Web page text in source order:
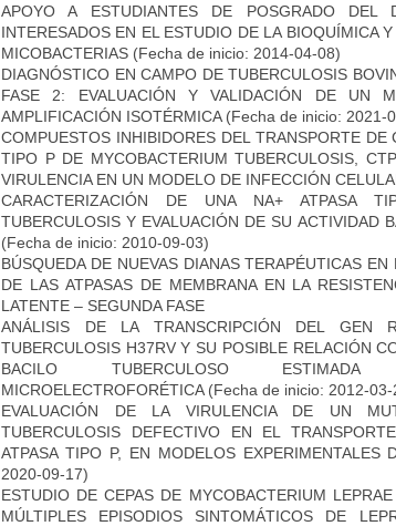
APOYO A ESTUDIANTES DE POSGRADO DEL
INTERESADOS EN EL ESTUDIO DE LA BIOQUÍMICA
MICOBACTERIAS (Fecha de inicio: 2014-04-08)
DIAGNÓSTICO EN CAMPO DE TUBERCULOSIS
FASE 2: EVALUACIÓN Y VALIDACIÓN DE UN
AMPLIFICACIÓN ISOTÉRMICA(Fecha de inicio: 2021-
COMPUESTOS INHIBIDORES DEL TRANSPORTE DE
TIPO P DE MYCOBACTERIUM TUBERCULOSIS,
VIRULENCIA EN UN MODELO DE INFECCIÓN
CARACTERIZACIÓN DE UNA NA+ ATPASA
TUBERCULOSIS Y EVALUACIÓN DE SU ACTIVIDAD
(Fecha de inicio: 2010-09-03)
BÚSQUEDA DE NUEVAS DIANAS TERAPÉUTICAS
DE LAS ATPASAS DE MEMBRANA EN LA
LATENTE – SEGUNDA FASE
ANÁLISIS DE LA TRANSCRIPCIÓN DEL GEN
TUBERCULOSIS H37RV Y SU POSIBLE RELACIÓN
BACILO TUBERCULOSO ESTIMADA
MICROELECTROFORÉTICA (Fecha de inicio: 2012-03-
EVALUACIÓN DE LA VIRULENCIA DE UN
TUBERCULOSIS DEFECTIVO EN EL
ATPASA TIPO P, EN MODELOS EXPERIMENTALES
2020-09-17)
ESTUDIO DE CEPAS DE MYCOBACTERIUM
MÚLTIPLES EPISODIOS SINTOMÁTICOS DE